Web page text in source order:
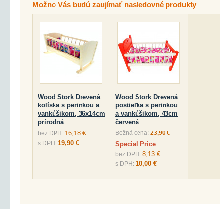
Možno Vás budú zaujímať nasledovné produkty
Wood Stork Drevená
kolíska s perinkou a
vankúšikom, 36x14cm
prírodná
bez DPH: 16,18 €
s DPH: 19,90 €
Wood Stork Drevená
postieľka s perinkou
a vankúšikom, 43cm
červená
Bežná cena: 23,90 €
Special Price
bez DPH: 8,13 €
s DPH: 10,00 €